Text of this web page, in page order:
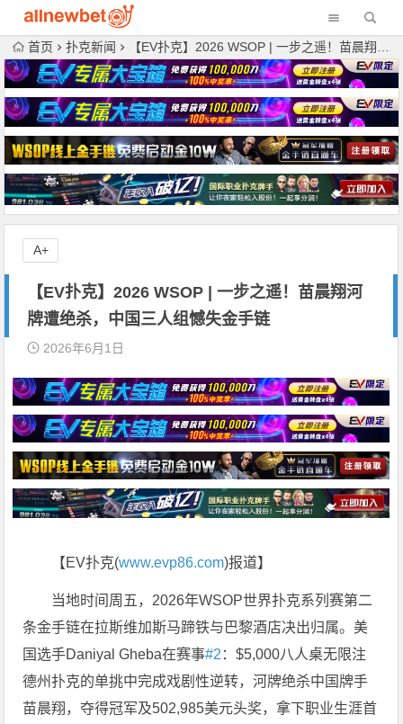
首页 扑克新闻 【EV扑克】2026 WSOP | 一步之遥！苗晨翔河牌遭绝杀，中国三人组憾失金手链
【EV扑克】2026 WSOP | 一步之遥！苗晨翔河
牌遭绝杀，中国三人组憾失金手链
2026年6月1日
【EV扑克(www.evp86.com)报道】
当地时间周五，2026年WSOP世界扑克系列赛第二
条金手链在拉斯维加斯马蹄铁与巴黎酒店决出归属。美
国选手Daniyal Gheba在赛事#2 ：$5,000八人桌无限注
德州扑克的单挑中完成戏剧性逆转，河牌绝杀中国牌手
苗晨翔，夺得冠军及502,985美元头奖，拿下职业生涯首
A+